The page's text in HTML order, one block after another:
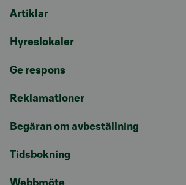
Artiklar
Hyreslokaler
Ge respons
Reklamationer
Begäran om avbeställning
Tidsbokning
Webbmöte